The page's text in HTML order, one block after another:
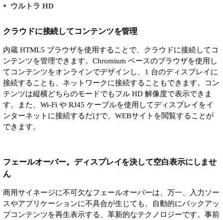
ウルトラ HD
クラウドに接続してコンテンツを管理
内蔵 HTML5 ブラウザを使用することで、クラウドに接続してコ
ンテンツを管理できます。Chromium ベースのブラウザを使用し
てコンテンツをオンラインでデザインし、1 台のディスプレイに
接続することも、ネットワークに接続することもできます。コン
テンツは縦横どちらのモードでもフル HD 解像度で表示できま
す。また、Wi-Fi や RJ45 ケーブルを使用してディスプレイをイ
ンターネットに接続するだけで、WEBサイトを閲覧することが
できます。
フェールオーバー。ディスプレイを決して空白表示にしませ
ん
商用サイネージに不可欠なフェールオーバーは、万一、入力ソー
スやアプリケーションに不具合が生じても、自動的にバックアッ
プコンテンツを再生表示する、革新的なテクノロジーです。事前